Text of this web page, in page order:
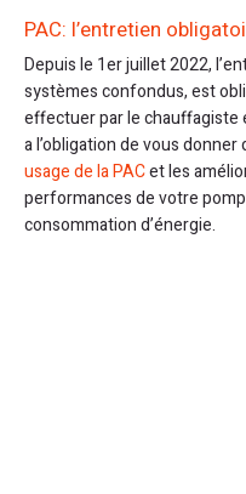
PAC: l’entretien
Depuis le 1er juillet 2022,
systèmes confondus, est
effectuer par le chauffagiste
a l’obligation de vous
usage de la PACet les
performances de votre
consommation d’énergie.